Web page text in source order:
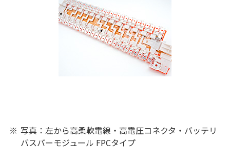
※ 写真：左から高柔軟電線・高電圧コネクタ・バッテリ
バスバーモジュール FPCタイプ